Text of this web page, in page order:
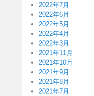
2022年7月
2022年6月
2022年5月
2022年4月
2022年3月
2021年11月
2021年10月
2021年9月
2021年8月
2021年7月